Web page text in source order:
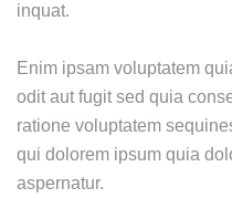
inquat.
Enim ipsam voluptatem
odit aut fugit sed quia
ratione voluptatem
qui dolorem ipsum quia
aspernatur.